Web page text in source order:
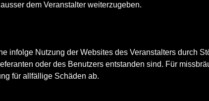
dem Veranstalter weiterzugeben.
infolge Nutzung der Websites des Veranstalters durch
oder des Benutzers entstanden sind. Für
für allfällige Schäden ab.